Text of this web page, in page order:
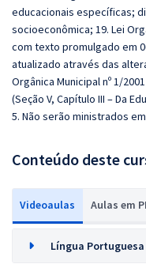
educacionais específicas;
socioeconômica; 19. Lei
com texto promulgado em
atualizado através das
Orgânica Municipal nº 1/
(Seção V, Capítulo III – Da
5. Não serão ministrados
Conteúdo deste
Videoaulas Aulas em
Língua Portuguesa